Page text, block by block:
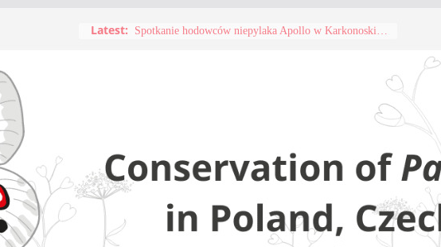
Latest: Apollo patron sztuki – spotkanie z artystami